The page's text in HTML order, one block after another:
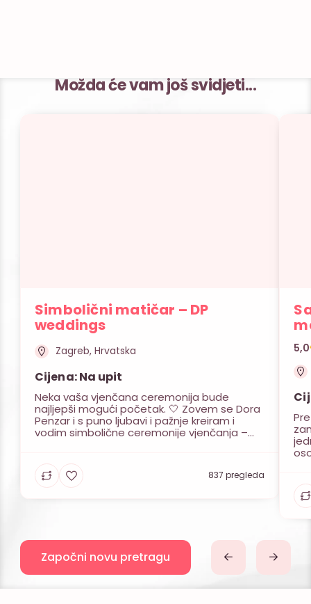
Možda će vam još svidjeti...
Simbolični matičar – DP
weddings
Zagreb, Hrvatska
Cijena: Na upit
Neka vaša vjenčana ceremonija bude
najljepši mogući početak. 🤍 Zovem se Dora
Penzar i s puno ljubavi i pažnje kreiram i
vodim simbolične ceremonije vjenčanja –
fonetičarka, vjerujem u moć izgovorenog: u
glas koji ne služi samo da bi se čuo, nego da
bi i […]
837 pregleda
5,0
će
Započni novu pretragu